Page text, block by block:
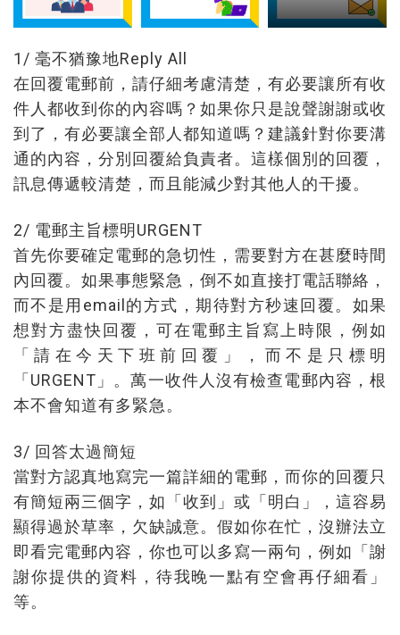
1/ 毫不猶豫地Reply All
在回覆電郵前，請仔細考慮清楚，有必要讓所有收
件人都收到你的內容嗎？如果你只是說聲謝謝或收
到了，有必要讓全部人都知道嗎？建議針對你要溝
通的內容，分別回覆給負責者。這樣個別的回覆，
訊息傳遞較清楚，而且能減少對其他人的干擾。
2/ 電郵主旨標明URGENT
首先你要確定電郵的急切性，需要對方在甚麼時間
內回覆。如果事態緊急，倒不如直接打電話聯絡，
而不是用email的方式，期待對方秒速回覆。如果
想對方盡快回覆，可在電郵主旨寫上時限，例如
「請在今天下班前回覆」，而不是只標明
「URGENT」。萬一收件人沒有檢查電郵內容，根
本不會知道有多緊急。
3/ 回答太過簡短
當對方認真地寫完一篇詳細的電郵，而你的回覆只
有簡短兩三個字，如「收到」或「明白」，這容易
顯得過於草率，欠缺誠意。假如你在忙，沒辦法立
即看完電郵內容，你也可以多寫一兩句，例如「謝
謝你提供的資料，待我晚一點有空會再仔細看」
等。